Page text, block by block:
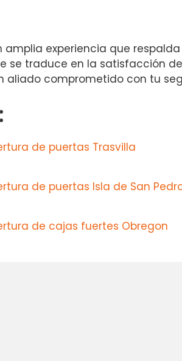
experiencia que
se traduce en la satisfacción
aliado comprometido con tu
de puertas Trasvilla
de puertas Isla de San
de cajas fuertes Obregon